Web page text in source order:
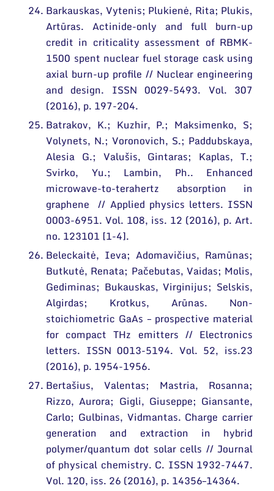
Barkauskas, Vytenis; Plukienė, Rita; Plukis,
Artūras. Actinide-only and full burn-up
credit in criticality assessment of RBMK-
1500 spent nuclear fuel storage cask using
axial burn-up profile // Nuclear engineering
and design. ISSN 0029-5493. Vol. 307
(2016), p. 197-204.
Batrakov, K.; Kuzhir, P.; Maksimenko, S;
Volynets, N.; Voronovich, S.; Paddubskaya,
Alesia G.; Valušis, Gintaras; Kaplas, T.;
Svirko, Yu.; Lambin, Ph.. Enhanced
microwave-to-terahertz absorption in
graphene // Applied physics letters. ISSN
0003-6951. Vol. 108, iss. 12 (2016), p. Art.
no. 123101 [1-4].
Beleckaitė, Ieva; Adomavičius, Ramūnas;
Butkutė, Renata; Pačebutas, Vaidas; Molis,
Gediminas; Bukauskas, Virginijus; Selskis,
Algirdas; Krotkus, Arūnas. Non-
stoichiometric GaAs – prospective material
for compact THz emitters // Electronics
letters. ISSN 0013-5194. Vol. 52, iss.23
(2016), p. 1954-1956.
Bertašius, Valentas; Mastria, Rosanna;
Rizzo, Aurora; Gigli, Giuseppe; Giansante,
Carlo; Gulbinas, Vidmantas. Charge carrier
generation and extraction in hybrid
polymer/quantum dot solar cells // Journal
of physical chemistry. C. ISSN 1932-7447.
Vol. 120, iss. 26 (2016), p. 14356–14364.